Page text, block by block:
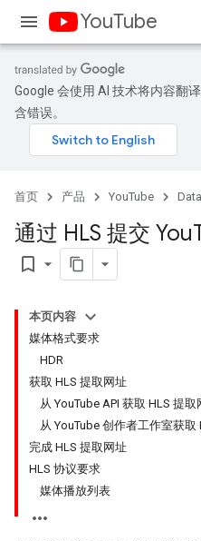
YouTube
Google 会使用 AI 技术将内容翻
含错误。
首页 产品 YouTube
通过 HLS 提交 You
bookmark_border
本页内容
媒体格式要求
HDR
获取 HLS 提取网址
从 YouTube API 获取 HLS 提取
从 YouTube 创作者工作室获取
完成 HLS 提取网址
HLS 协议要求
媒体播放列表